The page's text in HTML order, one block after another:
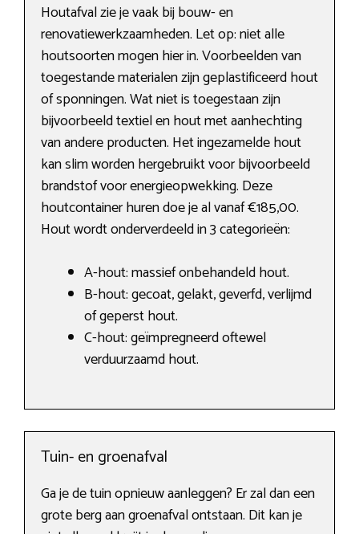
Houtafval zie je vaak bij bouw- en
renovatiewerkzaamheden. Let op: niet alle
houtsoorten mogen hier in. Voorbeelden van
toegestande materialen zijn geplastificeerd hout
of sponningen. Wat niet is toegestaan zijn
bijvoorbeeld textiel en hout met aanhechting
van andere producten. Het ingezamelde hout
kan slim worden hergebruikt voor bijvoorbeeld
brandstof voor energieopwekking. Deze
houtcontainer huren doe je al vanaf €185,00.
Hout wordt onderverdeeld in 3 categorieën:
A-hout: massief onbehandeld hout.
B-hout: gecoat, gelakt, geverfd, verlijmd
of geperst hout.
C-hout: geïmpregneerd oftewel
verduurzaamd hout.
Tuin- en groenafval
Ga je de tuin opnieuw aanleggen? Er zal dan een
grote berg aan groenafval ontstaan. Dit kan je